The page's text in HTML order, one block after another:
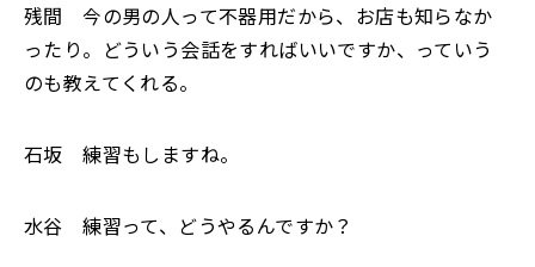
残間 今の男の人って不器用だから、お店も知らなか
ったり。どういう会話をすればいいですか、っていう
のも教えてくれる。
石坂 練習もしますね。
水谷 練習って、どうやるんですか？